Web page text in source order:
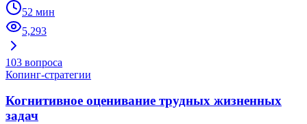
52 мин
5,293
103 вопроса
Копинг-стратегии
Когнитивное оценивание трудных жизненных
задач